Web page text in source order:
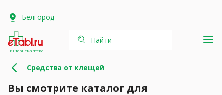
Белгород
интернет-аптека
Найти
Средства от клещей
Вы смотрите каталог для